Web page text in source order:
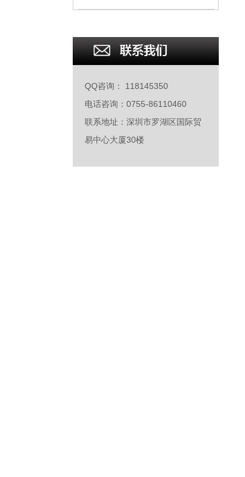
QQ咨询： 118145350
电话咨询：0755-86110460
联系地址：深圳市罗湖区国际贸
易中心大厦30楼